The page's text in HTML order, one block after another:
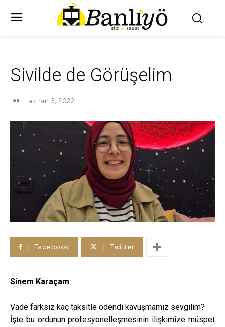
Sivilde de Görüşelim
Haziran 3, 2022
Facebook Twitter
Sinem Karaçam
Vade farksız kaç taksitle ödendi kavuşmamız sevgilim?
İşte bu ordunun profesyonelleşmesinin ilişkimize müspet